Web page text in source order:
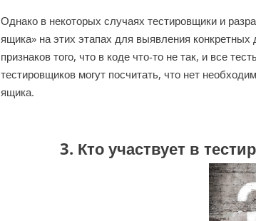
Однако в некоторых случаях тестировщики и
ящика» на этих этапах для выявления
признаков того, что в коде что-то не так, и все
тестировщиков могут посчитать, что нет
ящика.
3. Кто участвует в